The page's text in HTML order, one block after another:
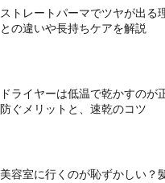
ストレートパーマでツヤが出る
との違いや長持ちケアを解説
ドライヤーは低温で乾かすのが
防ぐメリットと、速乾のコツ
美容室に行くのが恥ずかしい？